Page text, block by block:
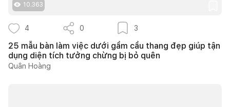
10.363
4 0 3
25 mẫu bàn làm việc dưới gầm cầu thang đẹp giúp tận
dụng diện tích tưởng chừng bị bỏ quên
Quân Hoàng